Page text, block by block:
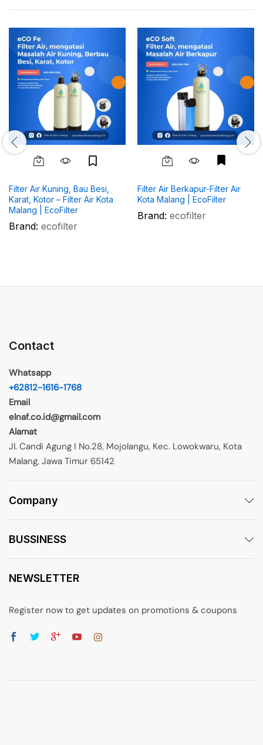
Filter Air Kuning, Bau Besi,
Karat, Kotor – Filter Air Kota
Malang | EcoFilter
Brand: ecofilter
Filter Air Berkapur-Filter Air
Kota Malang | EcoFilter
Brand: ecofilter
Contact
Whatsapp
+62812-1616-1768
Email
elnaf.co.id@gmail.com
Alamat
Jl. Candi Agung I No.28, Mojolangu, Kec. Lowokwaru, Kota
Malang, Jawa Timur 65142
Company
BUSSINESS
NEWSLETTER
Register now to get updates on promotions & coupons